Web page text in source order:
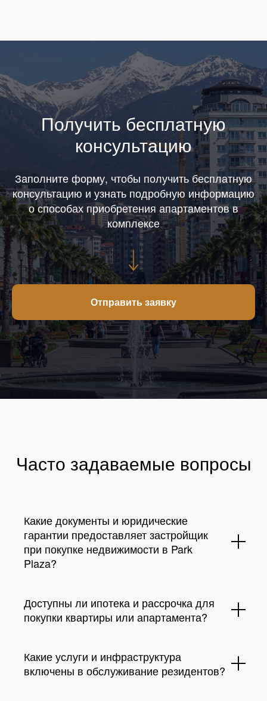
Получить бесплатную
консультацию
Заполните форму, чтобы получить бесплатную
консультацию и узнать подробную информацию
о способах приобретения апартаментов в
комплексе
Отправить заявку
Часто задаваемые вопросы
Какие документы и юридические
гарантии предоставляет застройщик
при покупке недвижимости в Park
Plaza?
Доступны ли ипотека и рассрочка для
покупки квартиры или апартамента?
Какие услуги и инфраструктура
включены в обслуживание резидентов?